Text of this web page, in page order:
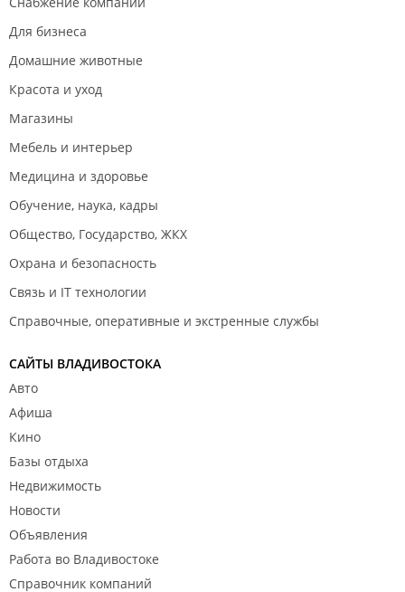
Для бизнеса
Домашние животные
Красота и уход
Магазины
Мебель и интерьер
Медицина и здоровье
Обучение, наука, кадры
Общество, Государство, ЖКХ
Охрана и безопасность
Связь и IT технологии
Справочные, оперативные и экстренные службы
САЙТЫ ВЛАДИВОСТОКА
Авто
Афиша
Кино
Базы отдыха
Недвижимость
Новости
Объявления
Работа во Владивостоке
Справочник компаний